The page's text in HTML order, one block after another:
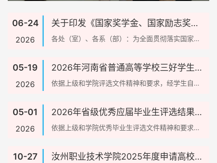
06-24
2026
关于印发《国家奖学金、国家励志奖学
金和国家助学金评定实施细则（2026年
（2026年修订）》的通知
各处（室）、各系（部）：为全面贯彻落实国家资
学金和...
05-19
2026
2026年河南省普通高等学校三好学生、
优秀学生干部、先进班集体推荐名单公
依据上级和学院评选文件精神和要求，经学生自主
05-01
2026
2026年省级优秀应届毕业生评选结果公
示
依据上级和学院优秀毕业生评选文件精神和要求，
嘉琪等...
10-27
汝州职业技术学院2025年度申请高校国